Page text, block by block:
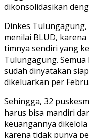
dikonsolidasikan
Dinkes
menilai BLUD,
timnya sendiri yang
Tulungagung.
sudah dinyatakan
dikeluarkan per
Sehingga, 32
harus bisa mandiri
keuangannya
karena tidak punya